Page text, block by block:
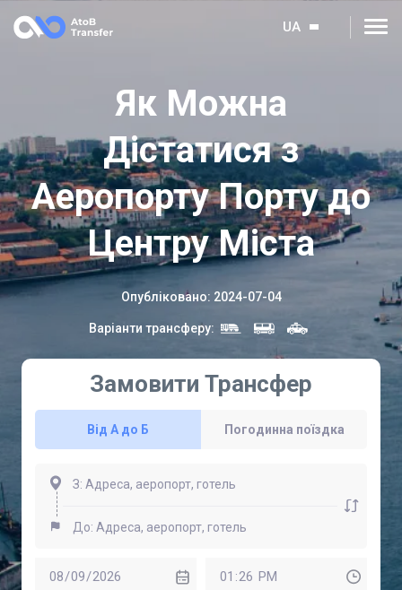
UA
Як Можна
Дістатися з
Аеропорту Порту до
Центру Міста
Опубліковано: 2024-07-04
Варіанти трансферу:
Замовити Трансфер
Від А до Б Погодинна поїздка